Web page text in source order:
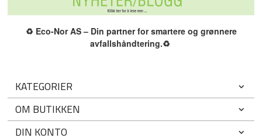
♻️ Eco-Nor AS – Din partner for smartere og grønnere
avfallshåndtering.♻️
KATEGORIER
OM BUTIKKEN
DIN KONTO